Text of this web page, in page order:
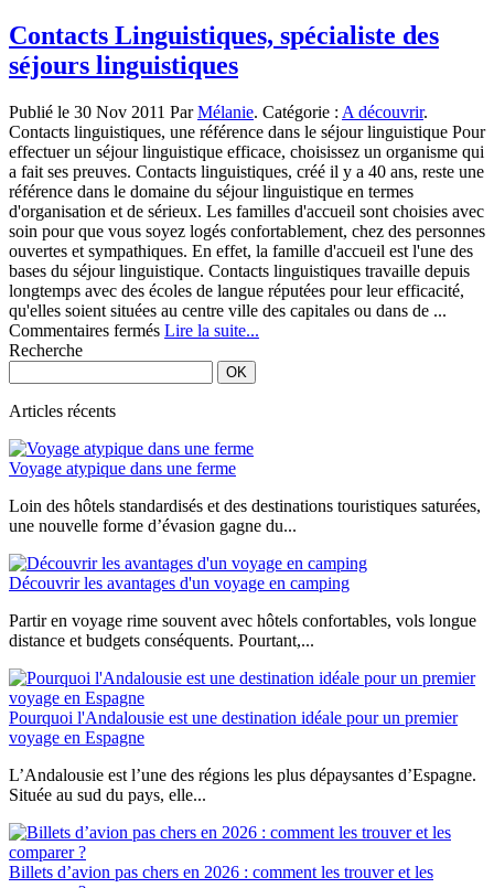
grande
barrière
de
un
écosystème
sans
égal
dans
le
monde
Contacts Linguistiques, spécialiste des
séjours linguistiques
Publié le 30 Nov 2011 ParMélanie. Catégorie : A découvrir.
Contacts linguistiques, une référence dans le séjour linguistique Pour
effectuer un séjour linguistique efficace, choisissez un organisme qui
a fait ses preuves. Contacts linguistiques, créé il y a 40 ans, reste une
référence dans le domaine du séjour linguistique en termes
d'organisation et de sérieux. Les familles d'accueil sont choisies avec
soin pour que vous soyez logés confortablement, chez des personnes
ouvertes et sympathiques. En effet, la famille d'accueil est l'une des
bases du séjour linguistique. Contacts linguistiques travaille depuis
longtemps avec des écoles de langue réputées pour leur efficacité,
qu'elles soient situées au centre ville des capitales ou dans de ...
Commentaires ferméssur
Linguistiques,
spécialiste
linguistiques
Lire la suite...
Recherche
Articles récents
Voyage atypique dans une ferme
Loin des hôtels standardisés et des destinations touristiques saturées,
une nouvelle forme d’évasion gagne du...
Découvrir les avantages d'un voyage en camping
Partir en voyage rime souvent avec hôtels confortables, vols longue
distance et budgets conséquents. Pourtant,...
Pourquoi l'Andalousie est une destination idéale pour un premier
voyage en Espagne
L’Andalousie est l’une des régions les plus dépaysantes d’Espagne.
Située au sud du pays, elle...
Billets d’avion pas chers en 2026 : comment les trouver et les